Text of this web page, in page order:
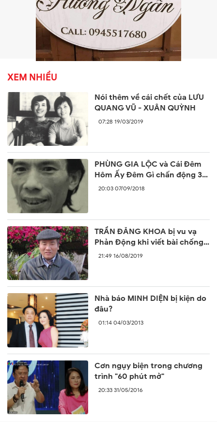
XEM NHIỀU
Nói thêm về cái chết của LƯU
QUANG VŨ - XUÂN QUỲNH
07:28 19/03/2019
PHÙNG GIA LỘC và Cái Đêm
Hôm Ấy Đêm Gì chấn động 30
năm trước
20:03 07/09/2018
TRẦN ĐĂNG KHOA bị vu vạ
Phản Động khi viết bài chống
lại sự ngang ngược của Trung
21:49 16/08/2019
Nhà báo MINH DIỆN bị kiện do
đâu?
01:14 04/03/2013
Cơn ngụy biện trong chương
trình "60 phút mở"
20:33 31/05/2016